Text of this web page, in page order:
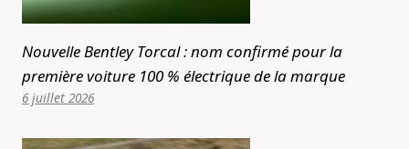
Nouvelle Bentley Torcal : nom confirmé pour la
première voiture 100 % électrique de la marque
6 juillet 2026